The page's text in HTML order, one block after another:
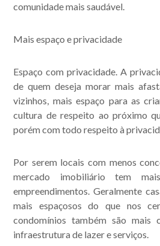
comunidade mais saudável.
Mais espaço e privacidade
Espaço com privacidade. A
de quem deseja morar mais
vizinhos, mais espaço para as
cultura de respeito ao próximo
porém com todo respeito à
Por serem locais com menos
mercado imobiliário tem
empreendimentos. Geralmente
mais espaçosos do que nos
condomínios também são mais
infraestrutura de lazer e serviços.